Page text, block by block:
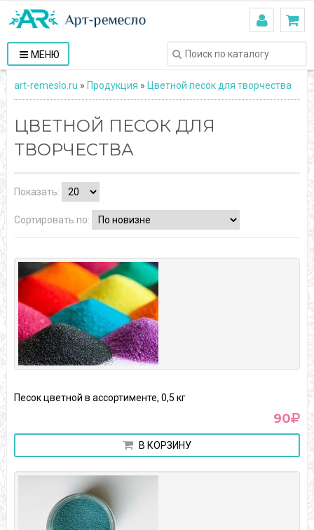
МЕНЮ
art-remeslo.ru » Продукция » Цветной песок для творчества
ЦВЕТНОЙ ПЕСОК ДЛЯ
ТВОРЧЕСТВА
Показать:
Сортировать по:
Песок цветной в ассортименте, 0,5 кг
90
В КОРЗИНУ